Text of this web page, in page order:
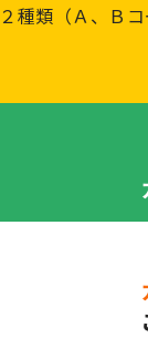
種類（Ａ、Ｂ